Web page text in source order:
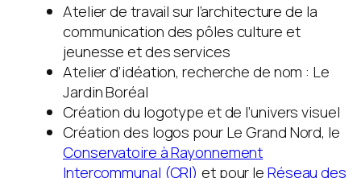
Atelier de travail sur l’architecture de la
communication des pôles culture et
jeunesse et des services
Atelier d’idéation, recherche de nom : Le
Jardin Boréal
Création du logotype et de l’univers visuel
Création des logos pour Le Grand Nord, le
Conservatoire à Rayonnement
Intercommunal (CRI) et pour leRéseau des